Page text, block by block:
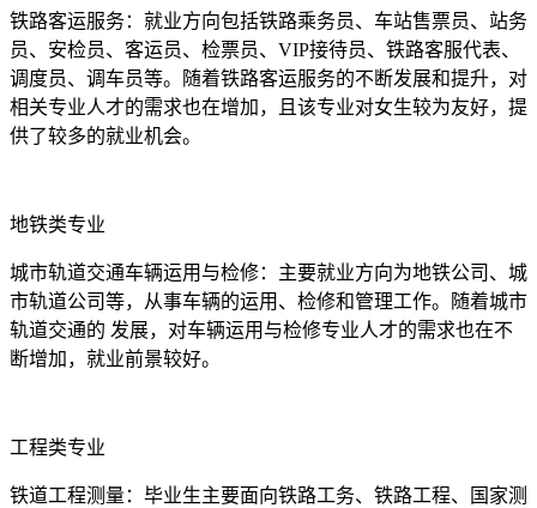
铁路客运服务：就业方向包括铁路乘务员、车站售票员、站务
员、安检员、客运员、检票员、VIP接待员、铁路客服代表、
调度员、调车员等。随着铁路客运服务的不断发展和提升，对
相关专业人才的需求也在增加，且该专业对女生较为友好，提
供了较多的就业机会。
地铁类专业
城市轨道交通车辆运用与检修：主要就业方向为地铁公司、城
市轨道公司等，从事车辆的运用、检修和管理工作。随着城市
轨道交通的 发展，对车辆运用与检修专业人才的需求也在不
断增加，就业前景较好。
工程类专业
铁道工程测量：毕业生主要面向铁路工务、铁路工程、国家测